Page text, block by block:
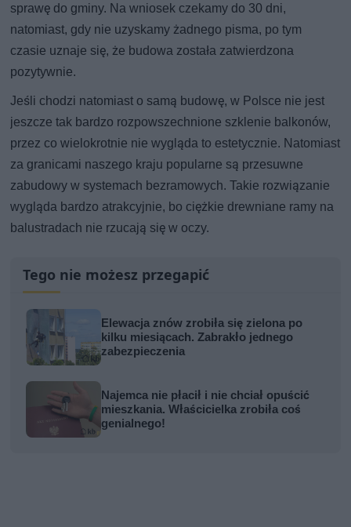
sprawę do gminy. Na wniosek czekamy do 30 dni,
natomiast, gdy nie uzyskamy żadnego pisma, po tym
czasie uznaje się, że budowa została zatwierdzona
pozytywnie.
Jeśli chodzi natomiast o samą budowę, w Polsce nie jest
jeszcze tak bardzo rozpowszechnione szklenie balkonów,
przez co wielokrotnie nie wygląda to estetycznie. Natomiast
za granicami naszego kraju popularne są przesuwne
zabudowy w systemach bezramowych. Takie rozwiązanie
wygląda bardzo atrakcyjnie, bo ciężkie drewniane ramy na
balustradach nie rzucają się w oczy.
Tego nie możesz przegapić
Elewacja znów zrobiła się zielona po
kilku miesiącach. Zabrakło jednego
zabezpieczenia
Najemca nie płacił i nie chciał opuścić
mieszkania. Właścicielka zrobiła coś
genialnego!